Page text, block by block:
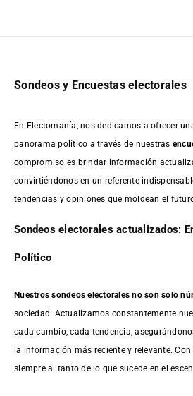
Sondeos y Encuestas electorales
En Electomanía, nos dedicamos a ofrecer
panorama político a través de nuestras
compromiso es brindar información
convirtiéndonos en un referente
tendencias y opiniones que moldean el
Sondeos electorales actualizados:
Político
Nuestros sondeos electorales no son solo
sociedad. Actualizamos constantemente
cada cambio, cada tendencia,
la información más reciente y relevante.
siempre al tanto de lo que sucede en el